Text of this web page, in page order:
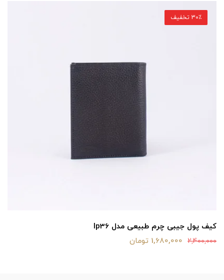
کیف پول جیبی چرم طبیعی مدل lp36
2,400,000 1,680,000 تومان
30٪ تخفیف